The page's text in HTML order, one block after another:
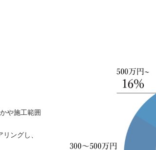
や施工範囲
ングし、